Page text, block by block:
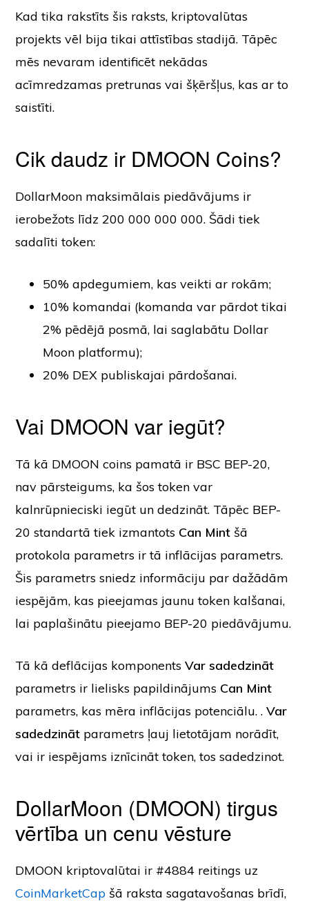
Kad tika rakstīts šis raksts, kriptovalūtas
projekts vēl bija tikai attīstības stadijā. Tāpēc
mēs nevaram identificēt nekādas
acīmredzamas pretrunas vai šķēršļus, kas ar to
saistīti.
Cik daudz ir DMOON Coins?
DollarMoon maksimālais piedāvājums ir
ierobežots līdz 200 000 000 000. Šādi tiek
sadalīti token:
50% apdegumiem, kas veikti ar rokām;
10% komandai (komanda var pārdot tikai
2% pēdējā posmā, lai saglabātu Dollar
Moon platformu);
20% DEX publiskajai pārdošanai.
Vai DMOON var iegūt?
Tā kā DMOON coins pamatā ir BSC BEP-20,
nav pārsteigums, ka šos token var
kalnrūpnieciski iegūt un dedzināt. Tāpēc BEP-
20 standartā tiek izmantots Can Mint šā
protokola parametrs ir tā inflācijas parametrs.
Šis parametrs sniedz informāciju par dažādām
iespējām, kas pieejamas jaunu token kalšanai,
lai paplašinātu pieejamo BEP-20 piedāvājumu.
Tā kā deflācijas komponentsVar sadedzināt
parametrs ir lielisks papildinājums Can Mint
parametrs, kas mēra inflācijas potenciālu. .Var
sadedzināt parametrs ļauj lietotājam norādīt,
vai ir iespējams iznīcināt token, tos sadedzinot.
DollarMoon (DMOON) tirgus
vērtība un cenu vēsture
DMOON kriptovalūtai ir #4884 reitings uz
CoinMarketCap šā raksta sagatavošanas brīdī,